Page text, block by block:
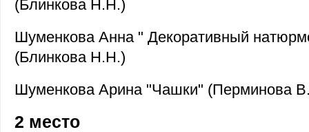
(Блинкова Н.Н.)
Шуменкова Анна " Декоративный
(Блинкова Н.Н.)
Шуменкова Арина "Чашки" (Перминова
2 место